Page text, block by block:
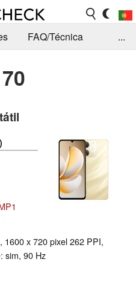
FAQ/Técnica
...
)
1600 x 720 pixel 262 PPI,
sim, 90 Hz